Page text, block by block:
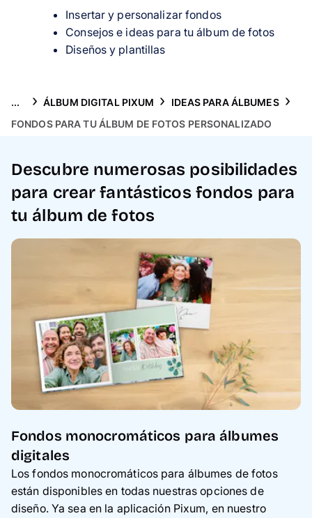
Insertar y personalizar fondos
Consejos e ideas para tu álbum de fotos
Diseños y plantillas
... ÁLBUM DIGITAL PIXUM
IDEAS PARA ÁLBUMES
FONDOS PARA TU ÁLBUM DE FOTOS PERSONALIZADO
Descubre numerosas posibilidades
para crear fantásticos fondos para
tu álbum de fotos
Fondos monocromáticos para álbumes
digitales
Los fondos monocromáticos para álbumes de fotos
están disponibles en todas nuestras opciones de
diseño. Ya sea en la aplicación Pixum, en nuestro